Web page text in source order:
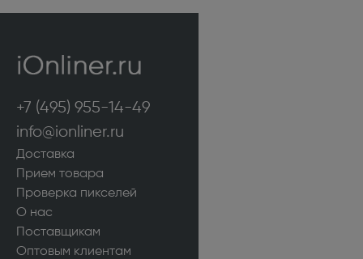
+7 (495) 955-14-49
info@ionliner.ru
Доставка
Прием товара
Проверка пикселей
О нас
Поставщикам
Оптовым клиентам